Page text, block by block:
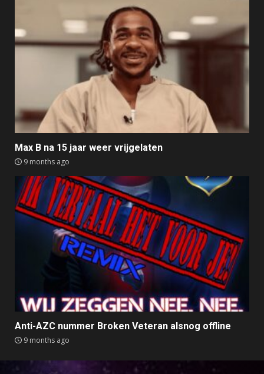
Max B na 15 jaar weer vrijgelaten
9 months ago
Anti-AZC nummer Broken Veteran alsnog offline
9 months ago